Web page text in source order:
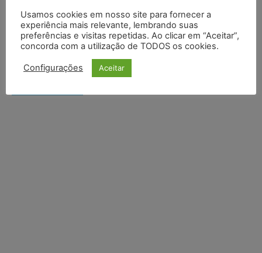
DEIXE UM COMENTÁRIO
Usamos cookies em nosso site para fornecer a
experiência mais relevante, lembrando suas
preferências e visitas repetidas. Ao clicar em “Aceitar”,
concorda com a utilização de TODOS os cookies.
Configurações Aceitar